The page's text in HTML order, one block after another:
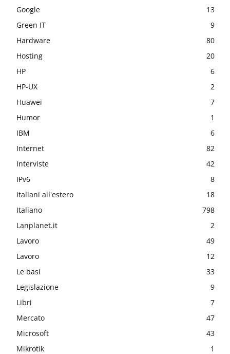
Google
13
Green IT
9
Hardware
80
Hosting
20
HP
6
HP-UX
2
Huawei
7
Humor
1
IBM
6
Internet
82
Interviste
42
IPv6
8
Italiani all'estero
18
Italiano
798
Lanplanet.it
2
Lavoro
49
Lavoro
12
Le basi
33
Legislazione
9
Libri
7
Mercato
47
Microsoft
43
Mikrotik
1